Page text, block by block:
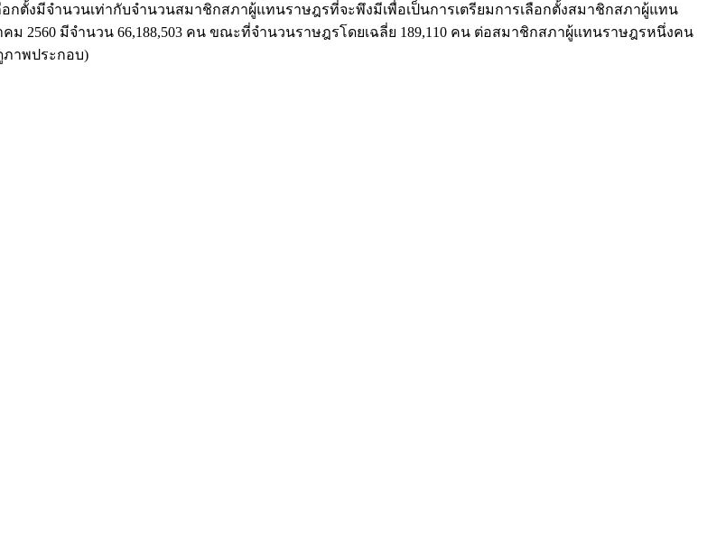
กตั้งมีจำนวนเท่ากับจำนวนสมาชิกสภาผู้แทนราษฎรที่จะพึงมีเพื่อเป็นการเตรียมการเลือกตั้งสมาชิกสภาผู้แทน
2560 มีจำนวน 66,188,503 คน ขณะที่จำนวนราษฎรโดยเฉลี่ย 189,110 คน ต่อสมาชิกสภาผู้แทนราษฎรหนึ่งคน
ภาพประกอบ)